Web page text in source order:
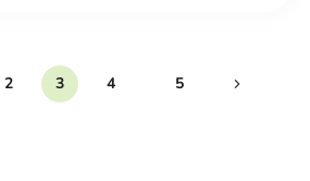
2 3 4 5